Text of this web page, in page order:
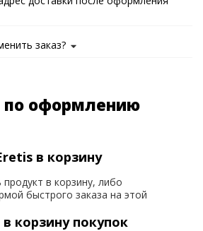
заказ?
по оформлению
в корзину
в корзину, либо
быстрого заказа на этой
корзину покупок